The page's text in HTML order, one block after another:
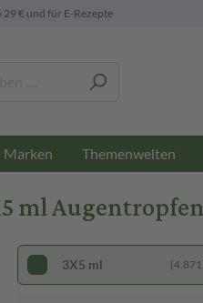
29 € und für E-Rezepte
Marken Themenwelten
ml Augentropfen
3X5 ml